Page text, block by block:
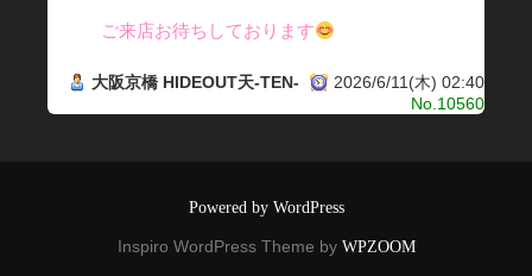
ご来店お待ちしております
大阪京橋 HIDEOUT天-TEN-
2026/6/11(木) 02:40
No.10560
Powered by WordPress
Inspiro WordPress Theme by WPZOOM